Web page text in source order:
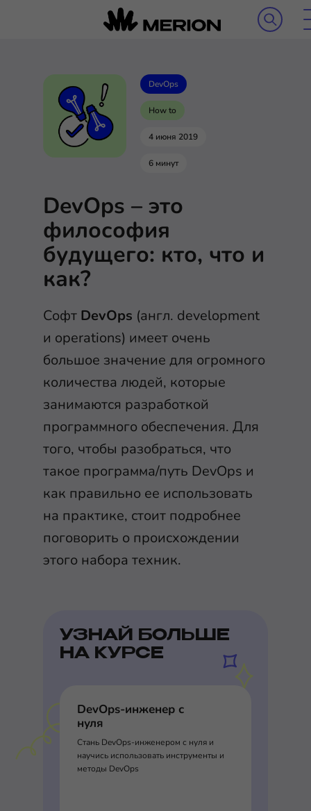
DevOps
How to
4 июня 2019
6 минут
DevOps – это
философия
будущего: кто, что и
как?
Софт DevOps (англ. development
и operations) имеет очень
большое значение для огромного
количества людей, которые
занимаются разработкой
программного обеспечения. Для
того, чтобы разобраться, что
такое программа/путь DevOps и
как правильно ее использовать
на практике, стоит подробнее
поговорить о происхождении
этого набора техник.
УЗНАЙ БОЛЬШЕ
НА КУРСЕ
DevOps-инженер с
нуля
Стань DevOps-инженером с нуля и
научись использовать инструменты и
методы DevOps